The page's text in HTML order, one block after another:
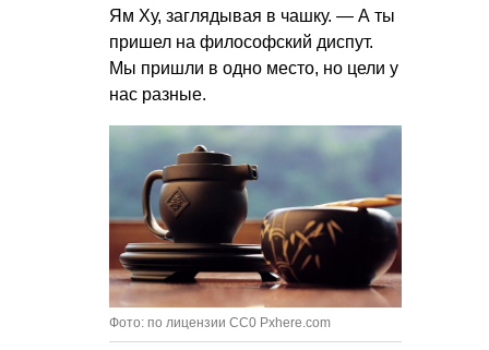
Ям Ху, заглядывая в чашку. — А ты
пришел на философский диспут.
Мы пришли в одно место, но цели у
нас разные.
Фото: по лицензии CC0 Pxhere.com